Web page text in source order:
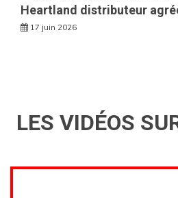
Heartland distributeur
17 juin 2026
LES VIDÉOS